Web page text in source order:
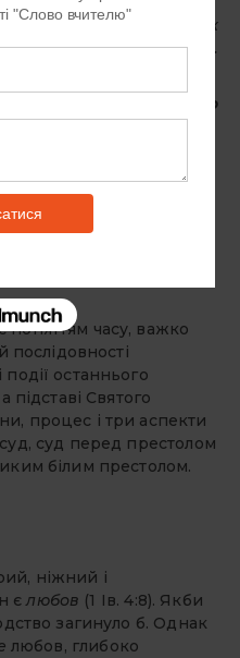
Чи буде правда меж
людьми? Повинна буть…
Тарас Шевченко
які коли-небудь
перед Богом (Рим.
звершуватиметься за
підтвердить участь
або вічні
часу, важко
послідовності
останнього
підставі Святого
процес і три аспекти
суд перед престолом
білим престолом.
ніжний і
єлюбов (1 Ів. 4:8). Якби
загинуло б. Однак
любов, глибоко